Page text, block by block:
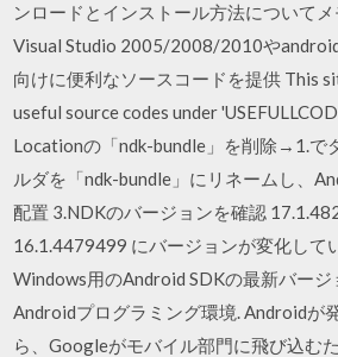
ンロードとインストール方法について
Visual Studio 2005/2008/2010や
向けに便利なソースコードを提供 This
useful source codes under
Locationの「ndk-bundle」を削除→1.で
ルダを「ndk-bundle」にリネームし、
配置 3.NDKのバージョンを確認
16.1.4479499 にバージョンが変化して
Windows用のAndroid SDKの最新バー
Androidプログラミング環境. Androidが
ら、Googleがモバイル部門に飛び込む